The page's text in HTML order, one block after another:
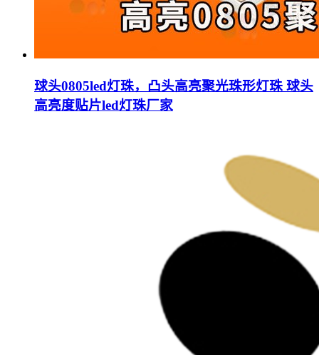
球头0805led灯珠，凸头高亮聚光珠形灯珠 球头
高亮度贴片led灯珠厂家